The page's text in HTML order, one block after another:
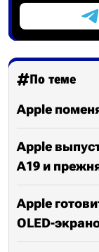
По теме
Apple
Apple
A19 и
Apple
OLED-